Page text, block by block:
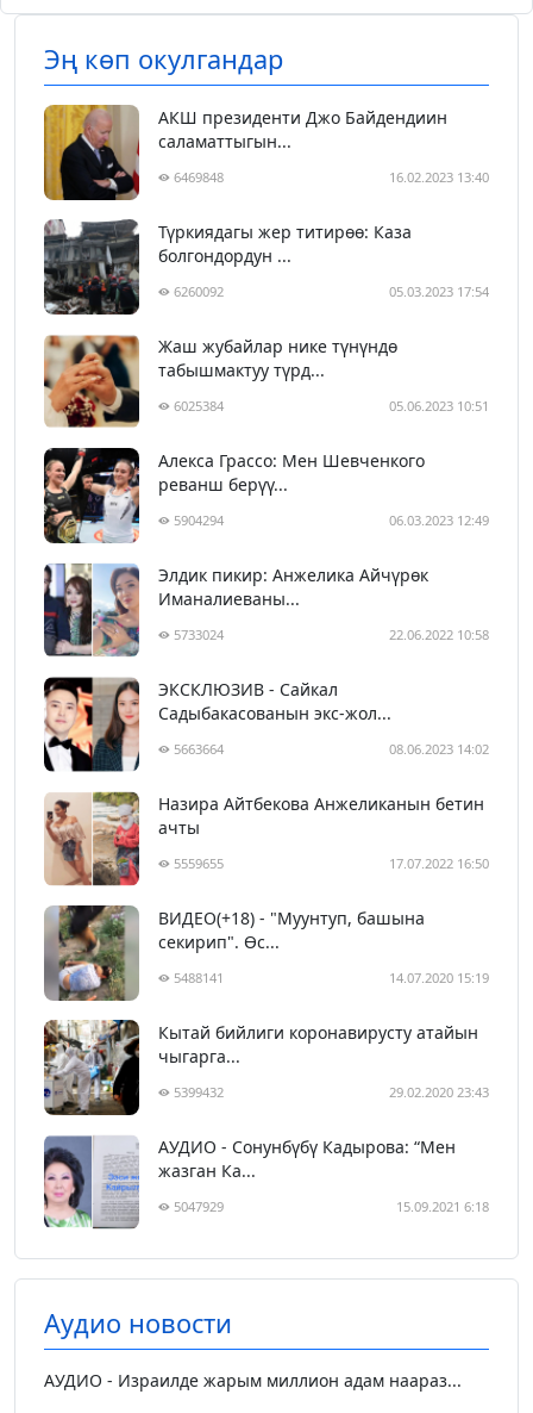
Эң көп окулгандар
АКШ президенти Джо Байдендиин
саламаттыгын...
6469848 16.02.2023 13:40
Түркиядагы жер титирөө: Каза
болгондордун ...
6260092 05.03.2023 17:54
Жаш жубайлар нике түнүндө
табышмактуу түрд...
6025384 05.06.2023 10:51
Алекса Грассо: Мен Шевченкого
реванш берүү...
5904294 06.03.2023 12:49
Элдик пикир: Анжелика Айчүрөк
Иманалиеваны...
5733024 22.06.2022 10:58
ЭКСКЛЮЗИВ - Сайкал
Садыбакасованын экс-жол...
5663664 08.06.2023 14:02
Назира Айтбекова Анжеликанын бетин
ачты
5559655 17.07.2022 16:50
ВИДЕО(+18) - "Муунтуп, башына
секирип". Өс...
5488141 14.07.2020 15:19
Кытай бийлиги коронавирусту атайын
чыгарга...
5399432 29.02.2020 23:43
АУДИО - Сонунбүбү Кадырова: “Мен
жазган Ка...
5047929 15.09.2021 6:18
Аудио новости
АУДИО - Израилде жарым миллион адам наараз...